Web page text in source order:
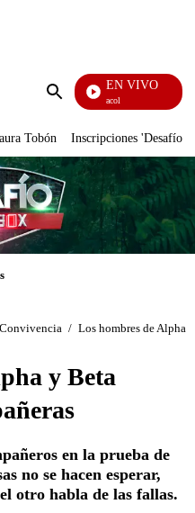
Enviar
EN VIVO
Noticias Caracol
Tobón Inscripciones 'Desafío'
Convivencia / Los hombres de Alpha
y Beta
en la prueba de
no se hacen esperar,
otro habla de las fallas.